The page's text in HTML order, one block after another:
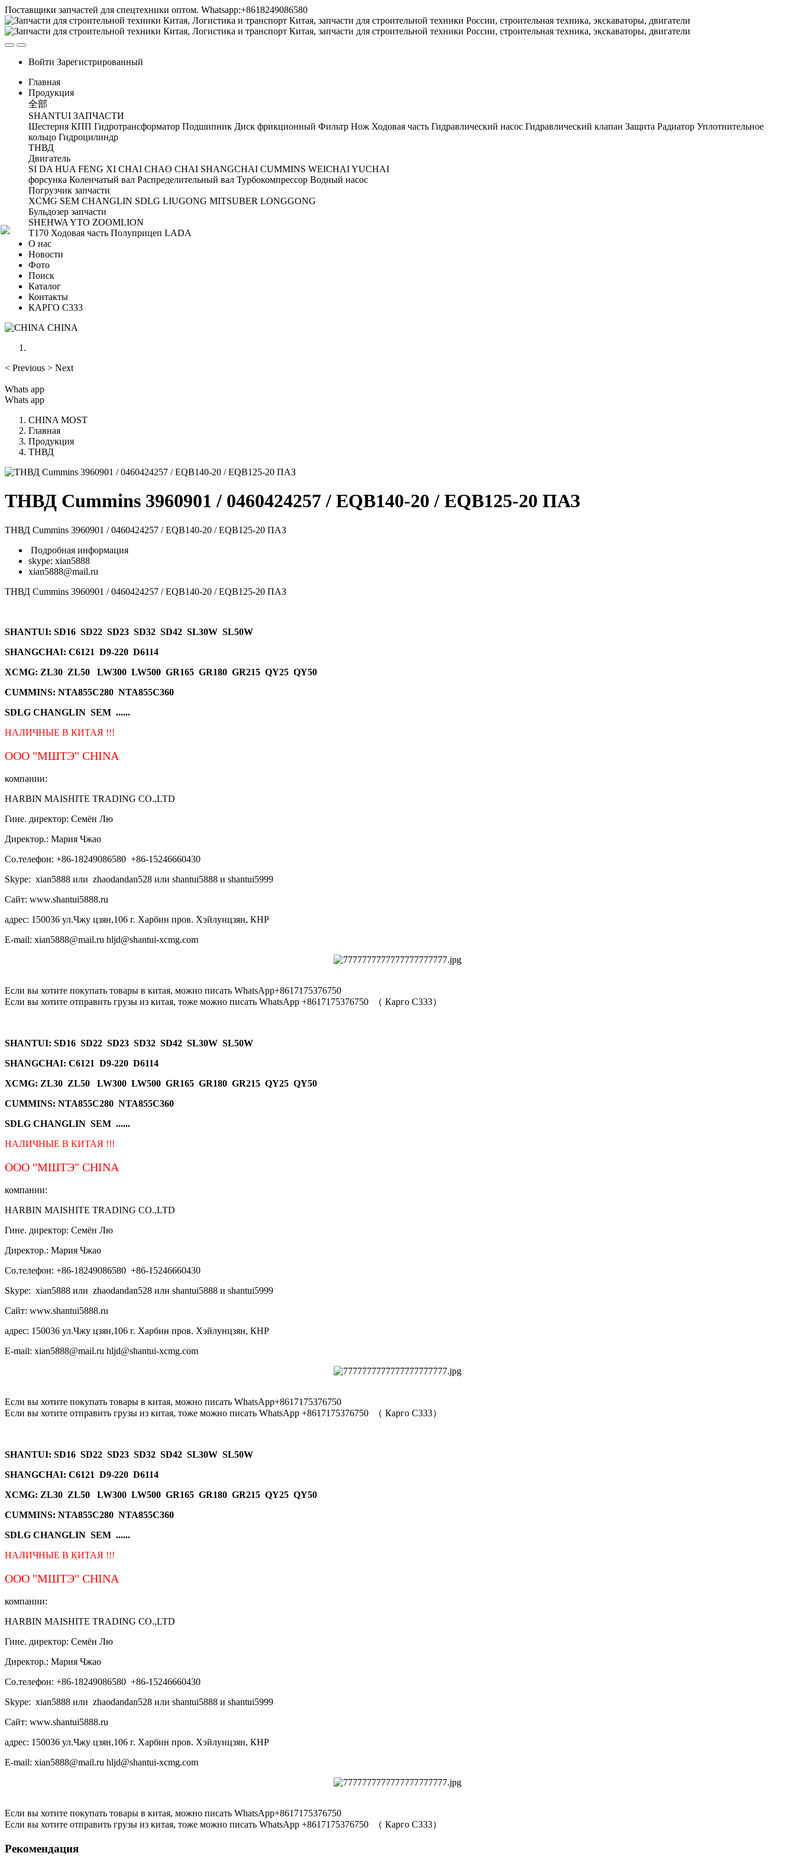
Поставщики запчастей для спецтехники оптом. Whatsapp:+8618249086580
Войти Зарегистрированный
Главная
Продукция
全部
SHANTUI ЗАПЧАСТИ
Шестерня КПП Гидротрансформатор Подшипник Диск фрикционный Фильтр Нож Ходовая часть Гидравлический насос Гидравлический клапан Защита Радиатор Уплотнительное
кольцо Гидроцилиндр
ТНВД
Двигатель
SI DA HUA FENG XI CHAI CHAO CHAI SHANGCHAI CUMMINS WEICHAIYUCHAI
форсунка Коленчатый вал Распределительный вал Турбокомпрессор Водный насос
Погрузчик запчасти
XCMG SEM CHANGLIN SDLG LIUGONG MITSUBER LONGGONG
Бульдозер запчасти
SHEHWA YTO ZOOMLION
T170 Ходовая часть Полуприцеп LADA
О нас
Новости
Фото
Поиск
Каталог
Контакты
КАРГО С333
CHINA
< Previous > Next
Whats app
Whats app
CHINA MOST
Главная
Продукция
ТНВД
ТНВД Cummins 3960901 / 0460424257 / EQB140-20 / EQB125-20 ПАЗ
ТНВД Cummins 3960901 / 0460424257 / EQB140-20 / EQB125-20 ПАЗ
Подробная информация
skype: xian5888
xian5888@mail.ru
ТНВД Cummins 3960901 / 0460424257 / EQB140-20 / EQB125-20 ПАЗ
SHANTUI: SD16 SD22 SD23 SD32 SD42 SL30W SL50W
SHANGCHAI: C6121 D9-220 D6114
XCMG: ZL30 ZL50 LW300 LW500 GR165 GR180 GR215 QY25 QY50
CUMMINS: NTA855C280 NTA855C360
SDLG CHANGLIN SEM ......
НАЛИЧНЫЕ В КИТАЯ !!!
ООО "МШТЭ" CHINA
компании:
HARBIN MAISHITE TRADING CO.,LTD
Гине. директор: Семён Лю
Директор.: Мария Чжао
Со.телефон: +86-18249086580 +86-15246660430
Skype: xian5888 или zhaodandan528 или shantui5888 и shantui5999
Сайт: www.shantui5888.ru
адрес: 150036 ул.Чжу цзян,106 г. Харбин пров. Хэйлунцзян, КНР
E-mail: xian5888@mail.ru hljd@shantui-xcmg.com
Если вы хотите покупать товары в китая, можно писать WhatsApp+8617175376750
Если вы хотите отправить грузы из китая, тоже можно писать WhatsApp +8617175376750 （ Карго C333）
SHANTUI: SD16 SD22 SD23 SD32 SD42 SL30W SL50W
SHANGCHAI: C6121 D9-220 D6114
XCMG: ZL30 ZL50 LW300 LW500 GR165 GR180 GR215 QY25 QY50
CUMMINS: NTA855C280 NTA855C360
SDLG CHANGLIN SEM ......
НАЛИЧНЫЕ В КИТАЯ !!!
ООО "МШТЭ" CHINA
компании:
HARBIN MAISHITE TRADING CO.,LTD
Гине. директор: Семён Лю
Директор.: Мария Чжао
Со.телефон: +86-18249086580 +86-15246660430
Skype: xian5888 или zhaodandan528 или shantui5888 и shantui5999
Сайт: www.shantui5888.ru
адрес: 150036 ул.Чжу цзян,106 г. Харбин пров. Хэйлунцзян, КНР
E-mail: xian5888@mail.ru hljd@shantui-xcmg.com
Если вы хотите покупать товары в китая, можно писать WhatsApp+8617175376750
Если вы хотите отправить грузы из китая, тоже можно писать WhatsApp +8617175376750 （ Карго C333）
SHANTUI: SD16 SD22 SD23 SD32 SD42 SL30W SL50W
SHANGCHAI: C6121 D9-220 D6114
XCMG: ZL30 ZL50 LW300 LW500 GR165 GR180 GR215 QY25 QY50
CUMMINS: NTA855C280 NTA855C360
SDLG CHANGLIN SEM ......
НАЛИЧНЫЕ В КИТАЯ !!!
ООО "МШТЭ" CHINA
компании:
HARBIN MAISHITE TRADING CO.,LTD
Гине. директор: Семён Лю
Директор.: Мария Чжао
Со.телефон: +86-18249086580 +86-15246660430
Skype: xian5888 или zhaodandan528 или shantui5888 и shantui5999
Сайт: www.shantui5888.ru
адрес: 150036 ул.Чжу цзян,106 г. Харбин пров. Хэйлунцзян, КНР
E-mail: xian5888@mail.ru hljd@shantui-xcmg.com
Если вы хотите покупать товары в китая, можно писать WhatsApp+8617175376750
Если вы хотите отправить грузы из китая, тоже можно писать WhatsApp +8617175376750 （ Карго C333）
Рекомендация